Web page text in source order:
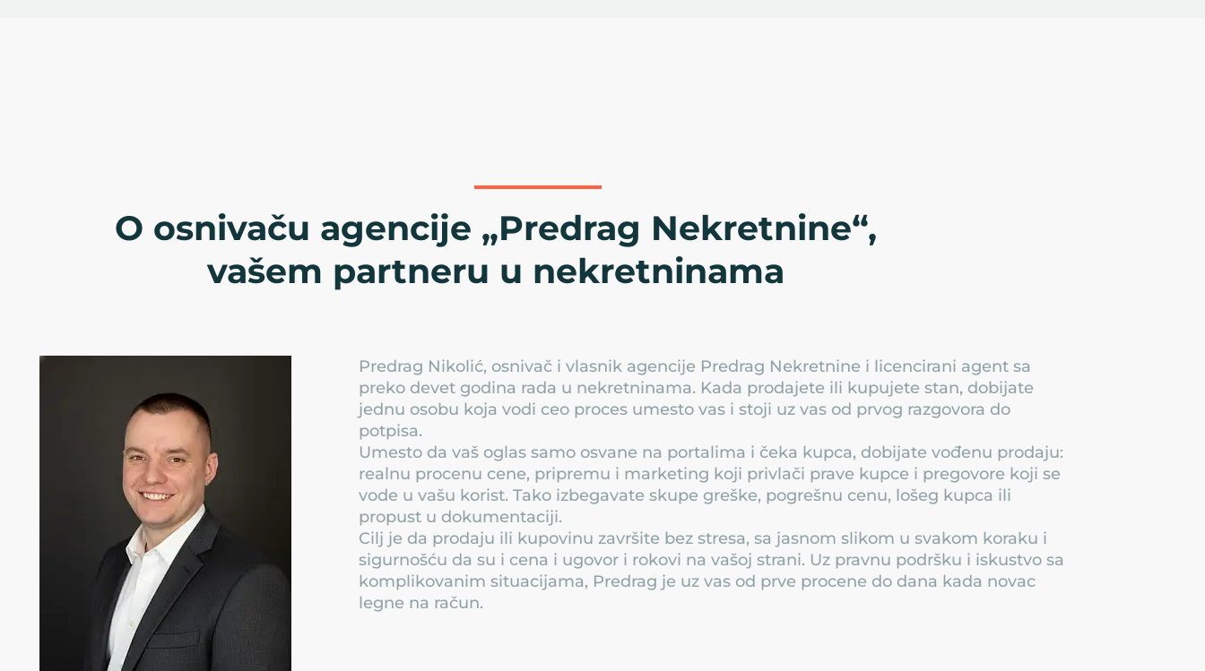
O osnivaču agencije „Predrag Nekretnine“,
vašem partneru u nekretninama
Predrag Nikolić, osnivač i vlasnik agencije Predrag Nekretnine i licencirani agent sa
preko devet godina rada u nekretninama. Kada prodajete ili kupujete stan, dobijate
jednu osobu koja vodi ceo proces umesto vas i stoji uz vas od prvog razgovora do
potpisa.
Umesto da vaš oglas samo osvane na portalima i čeka kupca, dobijate vođenu prodaju:
realnu procenu cene, pripremu i marketing koji privlači prave kupce i pregovore koji se
vode u vašu korist. Tako izbegavate skupe greške, pogrešnu cenu, lošeg kupca ili
propust u dokumentaciji.
Cilj je da prodaju ili kupovinu završite bez stresa, sa jasnom slikom u svakom koraku i
sigurnošću da su i cena i ugovor i rokovi na vašoj strani. Uz pravnu podršku i iskustvo sa
komplikovanim situacijama, Predrag je uz vas od prve procene do dana kada novac
legne na račun.